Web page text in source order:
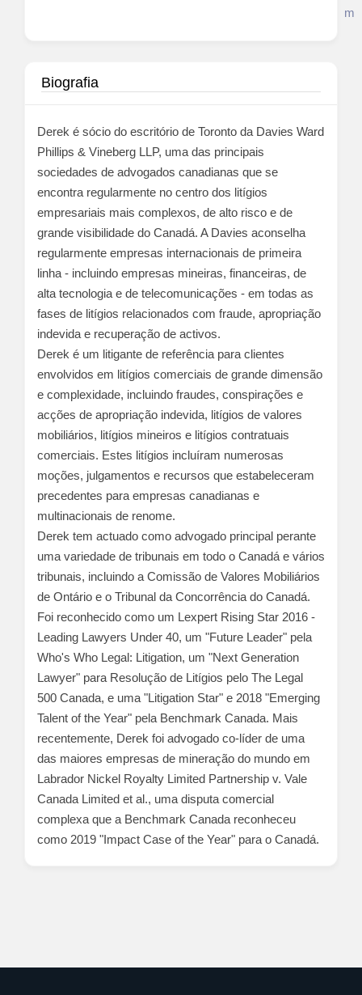
m
Biografia
Derek é sócio do escritório de Toronto da Davies Ward
Phillips & Vineberg LLP, uma das principais
sociedades de advogados canadianas que se
encontra regularmente no centro dos litígios
empresariais mais complexos, de alto risco e de
grande visibilidade do Canadá. A Davies aconselha
regularmente empresas internacionais de primeira
linha - incluindo empresas mineiras, financeiras, de
alta tecnologia e de telecomunicações - em todas as
fases de litígios relacionados com fraude, apropriação
indevida e recuperação de activos.
Derek é um litigante de referência para clientes
envolvidos em litígios comerciais de grande dimensão
e complexidade, incluindo fraudes, conspirações e
acções de apropriação indevida, litígios de valores
mobiliários, litígios mineiros e litígios contratuais
comerciais. Estes litígios incluíram numerosas
moções, julgamentos e recursos que estabeleceram
precedentes para empresas canadianas e
multinacionais de renome.
Derek tem actuado como advogado principal perante
uma variedade de tribunais em todo o Canadá e vários
tribunais, incluindo a Comissão de Valores Mobiliários
de Ontário e o Tribunal da Concorrência do Canadá.
Foi reconhecido como um Lexpert Rising Star 2016 -
Leading Lawyers Under 40, um "Future Leader" pela
Who's Who Legal: Litigation, um "Next Generation
Lawyer" para Resolução de Litígios pelo The Legal
500 Canada, e uma "Litigation Star" e 2018 "Emerging
Talent of the Year" pela Benchmark Canada. Mais
recentemente, Derek foi advogado co-líder de uma
das maiores empresas de mineração do mundo em
Labrador Nickel Royalty Limited Partnership v. Vale
Canada Limited et al., uma disputa comercial
complexa que a Benchmark Canada reconheceu
como 2019 "Impact Case of the Year" para o Canadá.